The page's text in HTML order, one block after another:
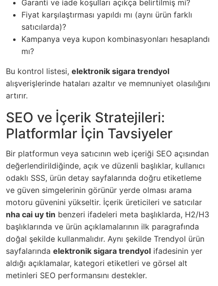
Garanti ve iade koşulları açıkça belirtilmiş mi?
Fiyat karşılaştırması yapıldı mı (aynı ürün farklı
satıcılarda)?
Kampanya veya kupon kombinasyonları hesaplandı
mı?
Bu kontrol listesi, elektronik sigara trendyol
alışverişlerinde hataları azaltır ve memnuniyet olasılığını
artırır.
SEO ve İçerik Stratejileri:
Platformlar İçin Tavsiyeler
Bir platformun veya satıcının web içeriği SEO açısından
değerlendirildiğinde, açık ve düzenli başlıklar, kullanıcı
odaklı SSS, ürün detay sayfalarında doğru etiketleme
ve güven simgelerinin görünür yerde olması arama
motoru güvenini yükseltir. İçerik üreticileri ve satıcılar
nha cai uy tin benzeri ifadeleri meta başlıklarda, H2/H3
başlıklarında ve ürün açıklamalarının ilk paragrafında
doğal şekilde kullanmalıdır. Aynı şekilde Trendyol ürün
sayfalarında elektronik sigara trendyol ifadesinin yer
aldığı açıklamalar, kategori etiketleri ve görsel alt
metinleri SEO performansını destekler.